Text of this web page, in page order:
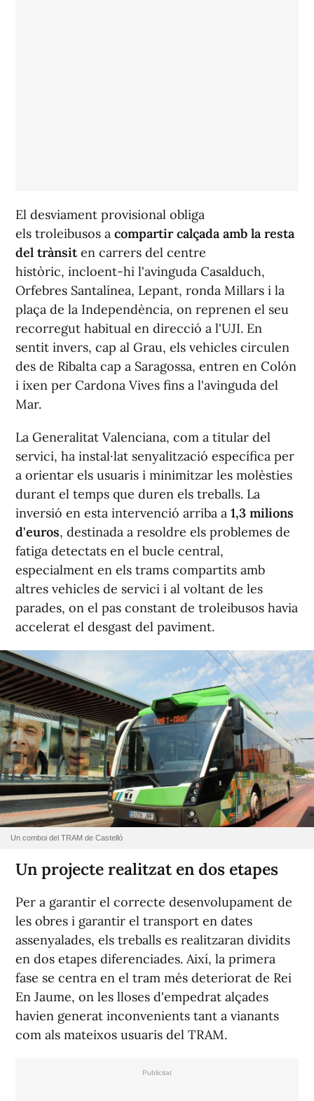
El desviament provisional obliga
els troleibusos a compartir calçada amb la resta
del trànsiten carrers del centre
històric, incloent-hi l'avinguda Casalduch,
Orfebres Santalínea, Lepant, ronda Millars i la
plaça de la Independència, on reprenen el seu
recorregut habitual en direcció a l'UJI. En
sentit invers, cap al Grau, els vehicles circulen
des de Ribalta cap a Saragossa, entren en Colón
i ixen per Cardona Vives fins a l'avinguda del
Mar.
La Generalitat Valenciana, com a titular del
servici, ha instal·lat senyalització específica per
a orientar els usuaris i minimitzar les molèsties
durant el temps que duren els treballs. La
inversió en esta intervenció arriba a 1,3 milions
d'euros, destinada a resoldre els problemes de
fatiga detectats en el bucle central,
especialment en els trams compartits amb
altres vehicles de servici i al voltant de les
parades, on el pas constant de troleibusos havia
accelerat el desgast del paviment.
Un comboi del TRAM de Castelló
Un projecte realitzat en dos etapes
Per a garantir el correcte desenvolupament de
les obres i garantir el transport en dates
assenyalades, els treballs es realitzaran dividits
en dos etapes diferenciades. Així, la primera
fase se centra en el tram més deteriorat de Rei
En Jaume, on les lloses d'empedrat alçades
havien generat inconvenients tant a vianants
com als mateixos usuaris del TRAM.